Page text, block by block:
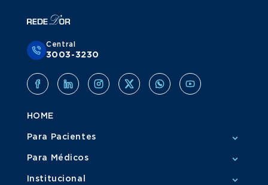
Central
3003-3230
HOME
Para Pacientes
Para Médicos
Institucional